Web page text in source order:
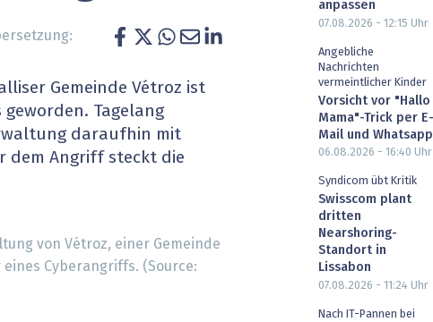
DSGVO
Managed Services & Co.
alle Dossiers
Artificial Intelligence
Fintech & Insurtech
Professional AV & Digital Signage
» alle Specials
Gemeinde Vétroz ist
Tagelang
daraufhin mit
dem Angriff steckt die
von Vétroz, einer Gemeinde
Cyberangriffs. (Source:
anpassen
07.08.2026 - 12:15 Uhr
Angebliche
Nachrichten
vermeintlicher Kinder
Vorsicht vor "Hallo
Mama"-Trick per E-
Mail und Whatsapp
06.08.2026 - 16:40 Uhr
Syndicom übt Kritik
Swisscom plant
dritten
Nearshoring-
Standort in
Lissabon
07.08.2026 - 11:24 Uhr
Nach IT-Pannen bei